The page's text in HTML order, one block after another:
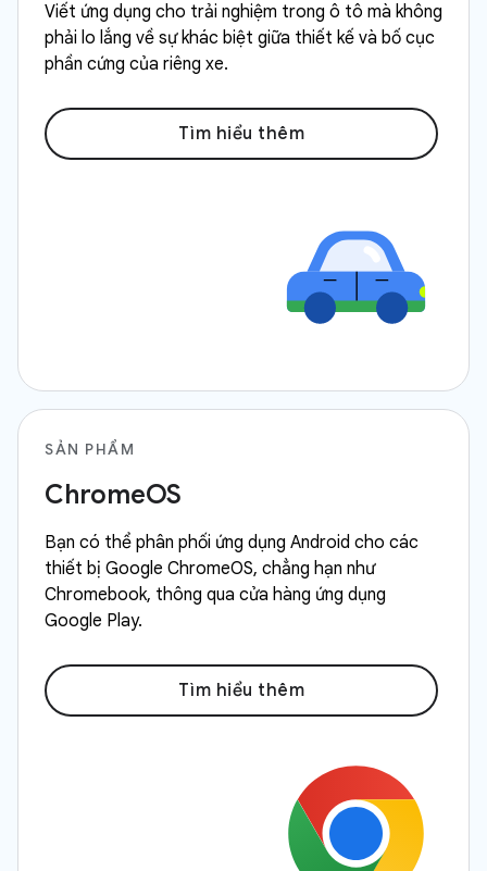
Viết ứng dụng cho trải nghiệm trong ô tô mà không
phải lo lắng về sự khác biệt giữa thiết kế và bố cục
phần cứng của riêng xe.
Tìm hiểu thêm
SẢN PHẨM
ChromeOS
Bạn có thể phân phối ứng dụng Android cho các
thiết bị Google ChromeOS, chẳng hạn như
Chromebook, thông qua cửa hàng ứng dụng
Google Play.
Tìm hiểu thêm